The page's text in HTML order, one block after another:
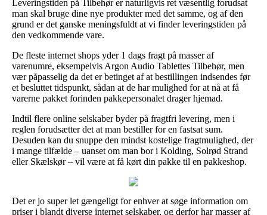
Leveringstiden på Tilbehør er naturligvis ret væsentlig forudsat
man skal bruge dine nye produkter med det samme, og af den
grund er det ganske meningsfuldt at vi finder leveringstiden på
den vedkommende vare.
De fleste internet shops yder 1 dags fragt på masser af
varenumre, eksempelvis Argon Audio Tablettes Tilbehør, men
vær påpasselig da det er betinget af at bestillingen indsendes før
et besluttet tidspunkt, sådan at de har mulighed for at nå at få
varerne pakket forinden pakkepersonalet drager hjemad.
Indtil flere online selskaber byder på fragtfri levering, men i
reglen forudsætter det at man bestiller for en fastsat sum.
Desuden kan du snuppe den mindst kostelige fragtmulighed, der
i mange tilfælde – uanset om man bor i Kolding, Solrød Strand
eller Skælskør – vil være at få kørt din pakke til en pakkeshop.
Det er jo super let gængeligt for enhver at søge information om
priser i blandt diverse internet selskaber, og derfor har masser af